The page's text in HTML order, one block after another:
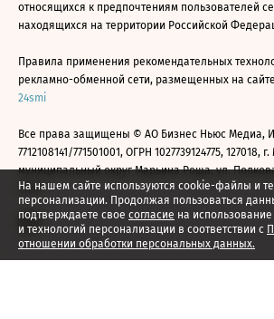
На нашем сайте используются cookie-файлы и
персонализации. Продолжая пользоваться
подтверждаете свое согласие на
и технологий персонализации в соответствии с
отношении обработки персональных данных.
относящихся к предпочтениям пользователей
находящихся на территории Российской
Правила применения рекомендательных
рекламно-обменной сети, размещенных на
24smi
Все права защищены © АО Бизнес Ньюс Медиа,
7712108141/771501001, ОГРН 1027739124775, 127018,
муниципальный округ Марьина Роща, ул.
2026